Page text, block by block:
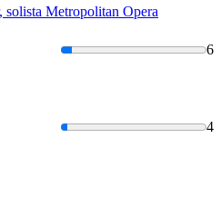
solista Metropolitan Opera
6
4